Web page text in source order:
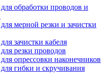
обработки проводов и
мерной резки и зачистки
зачистки кабеля
резки проводов
опрессовки наконечников
гибки и скручивания